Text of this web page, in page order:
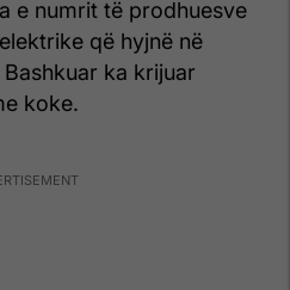
e numrit të prodhuesve
që hyjnë në
ka krijuar
koke.